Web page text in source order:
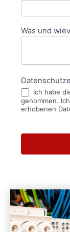
Was und
Ich habe
genommen.
erhobenen